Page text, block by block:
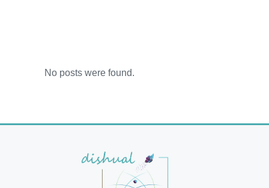
No posts were found.